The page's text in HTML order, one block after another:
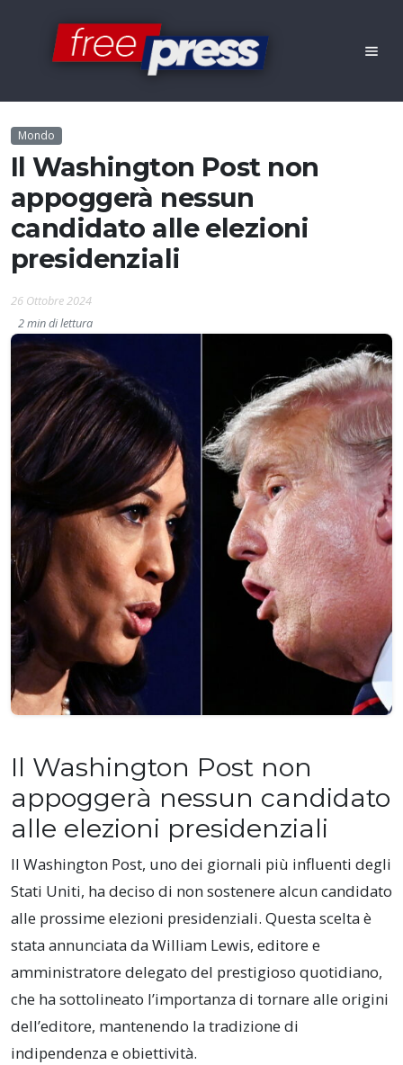
Mondo
Il Washington Post non
appoggerà nessun
candidato alle elezioni
presidenziali
26 Ottobre 2024
2 min di lettura
Il Washington Post non
appoggerà nessun candidato
alle elezioni presidenziali
Il Washington Post, uno dei giornali più influenti degli
Stati Uniti, ha deciso di non sostenere alcun candidato
alle prossime elezioni presidenziali. Questa scelta è
stata annunciata da William Lewis, editore e
amministratore delegato del prestigioso quotidiano,
che ha sottolineato l’importanza di tornare alle origini
dell’editore, mantenendo la tradizione di
indipendenza e obiettività.